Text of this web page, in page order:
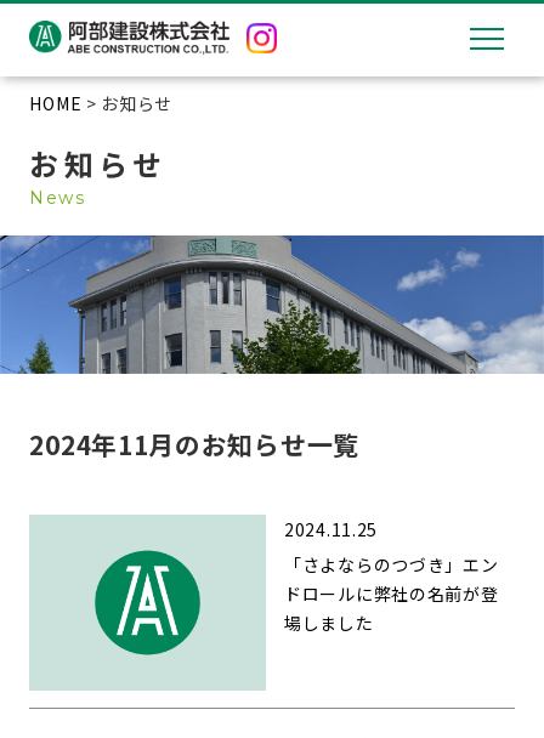
HOME > お知らせ
お知らせ
News
2024年11月のお知らせ一覧
2024.11.25
「さよならのつづき」エン
ドロールに弊社の名前が登
場しました